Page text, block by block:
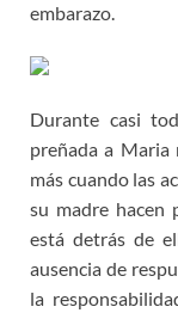
embarazo.
Durante casi
preñada a Maria
más cuando las
su madre hacen
está detrás de
ausencia de
la